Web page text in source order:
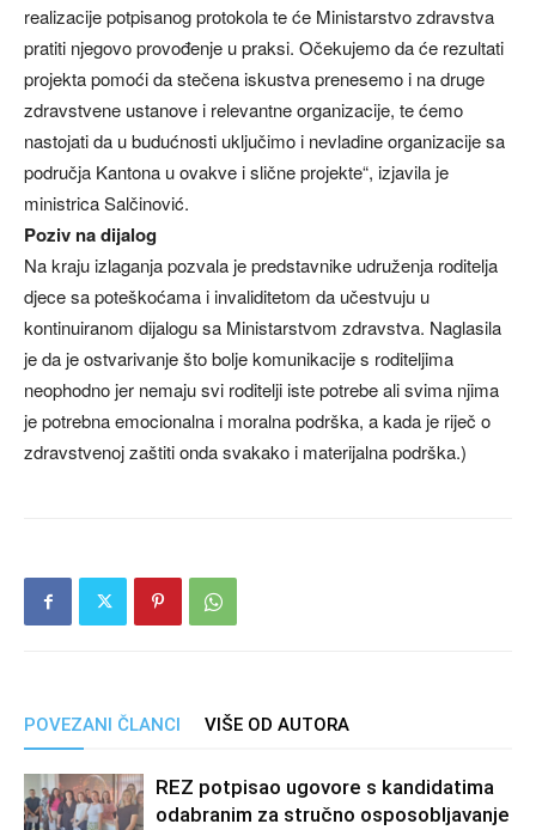
realizacije potpisanog protokola te će Ministarstvo zdravstva
pratiti njegovo provođenje u praksi. Očekujemo da će rezultati
projekta pomoći da stečena iskustva prenesemo i na druge
zdravstvene ustanove i relevantne organizacije, te ćemo
nastojati da u budućnosti uključimo i nevladine organizacije sa
područja Kantona u ovakve i slične projekte“, izjavila je
ministrica Salčinović.
Poziv na dijalog
Na kraju izlaganja pozvala je predstavnike udruženja roditelja
djece sa poteškoćama i invaliditetom da učestvuju u
kontinuiranom dijalogu sa Ministarstvom zdravstva. Naglasila
je da je ostvarivanje što bolje komunikacije s roditeljima
neophodno jer nemaju svi roditelji iste potrebe ali svima njima
je potrebna emocionalna i moralna podrška, a kada je riječ o
zdravstvenoj zaštiti onda svakako i materijalna podrška.)
POVEZANI ČLANCI VIŠE OD AUTORA
REZ potpisao ugovore s kandidatima
odabranim za stručno osposobljavanje